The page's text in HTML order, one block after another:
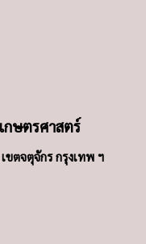
กษตรศาสตร์
ขตจตุจักร กรุงเทพ ฯ